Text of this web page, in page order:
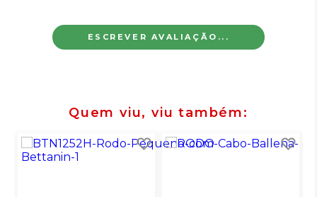
ESCREVER AVALIAÇÃO...
Quem viu, viu também